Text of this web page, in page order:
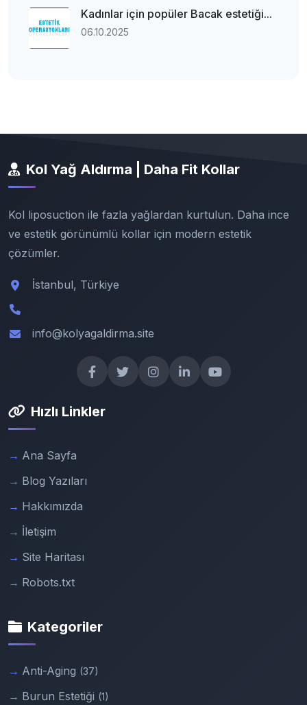
Kadınlar için popüler Bacak estetiği...
06.10.2025
Kol Yağ Aldırma | Daha Fit Kollar
Kol liposuction ile fazla yağlardan kurtulun. Daha ince
ve estetik görünümlü kollar için modern estetik
çözümler.
İstanbul, Türkiye
info@kolyagaldirma.site
Hızlı Linkler
Ana Sayfa
Blog Yazıları
Hakkımızda
İletişim
Site Haritası
Robots.txt
Kategoriler
Anti-Aging (37)
Burun Estetiği (1)